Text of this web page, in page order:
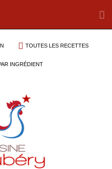
TOUTES LES RECETTES
INGRÉDIENT